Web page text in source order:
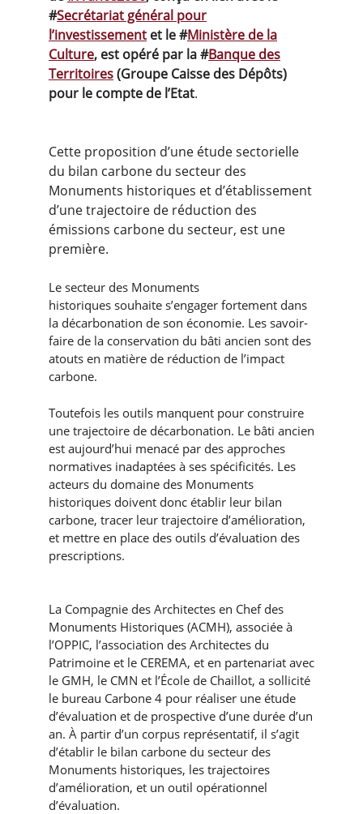
#Secrétariat général pour
l’investissement et le #Ministère de la
Culture, est opéré par la #Banque des
Territoires(Groupe Caisse des Dépôts)
pour le compte de l’Etat.
Cette proposition d’une étude sectorielle
du bilan carbone du secteur des
Monuments historiques et d’établissement
d’une trajectoire de réduction des
émissions carbone du secteur, est une
première.
Le secteur des Monuments
historiques souhaite s’engager fortement dans
la décarbonation de son économie. Les savoir-
faire de la conservation du bâti ancien sont des
atouts en matière de réduction de l’impact
carbone.
Toutefois les outils manquent pour construire
une trajectoire de décarbonation. Le bâti ancien
est aujourd’hui menacé par des approches
normatives inadaptées à ses spécificités. Les
acteurs du domaine des Monuments
historiques doivent donc établir leur bilan
carbone, tracer leur trajectoire d’amélioration,
et mettre en place des outils d’évaluation des
prescriptions.
La Compagnie des Architectes en Chef des
Monuments Historiques (ACMH), associée à
l’OPPIC, l’association des Architectes du
Patrimoine et le CEREMA, et en partenariat avec
le GMH, le CMN et l’École de Chaillot, a sollicité
le bureau Carbone 4 pour réaliser une étude
d’évaluation et de prospective d’une durée d’un
an. À partir d’un corpus représentatif, il s’agit
d’établir le bilan carbone du secteur des
Monuments historiques, les trajectoires
d’amélioration, et un outil opérationnel
d’évaluation.